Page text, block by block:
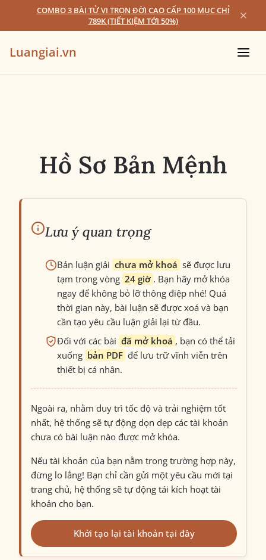
COMBO 3 BÀI TỬ VI TRỌN ĐỜI CAO CẤP 100 MỤC CHỈ
789K (TIẾT KIỆM TỚI 50%)
Luangiai.vn
Hồ Sơ Bản Mệnh
Lưu ý quan trọng
Bản luận giải chưa mở khoá sẽ được lưu
tạm trong vòng 24 giờ . Bạn hãy mở khóa
ngay để không bỏ lỡ thông điệp nhé! Quá
thời gian này, bài luận sẽ được xoá và bạn
cần tạo yêu cầu luận giải lại từ đầu.
Đối với các bài đã mở khoá , bạn có thể tải
xuống bản PDF để lưu trữ vĩnh viễn trên
thiết bị cá nhân.
Ngoài ra, nhằm duy trì tốc độ và trải nghiệm tốt
nhất, hệ thống sẽ tự động dọn dẹp các tài khoản
chưa có bài luận nào được mở khóa.
Nếu tài khoản của bạn nằm trong trường hợp này,
đừng lo lắng! Bạn chỉ cần gửi một yêu cầu mới tại
trang chủ, hệ thống sẽ tự động tái kích hoạt tài
khoản cho bạn.
Khởi tạo lại tài khoản tại đây